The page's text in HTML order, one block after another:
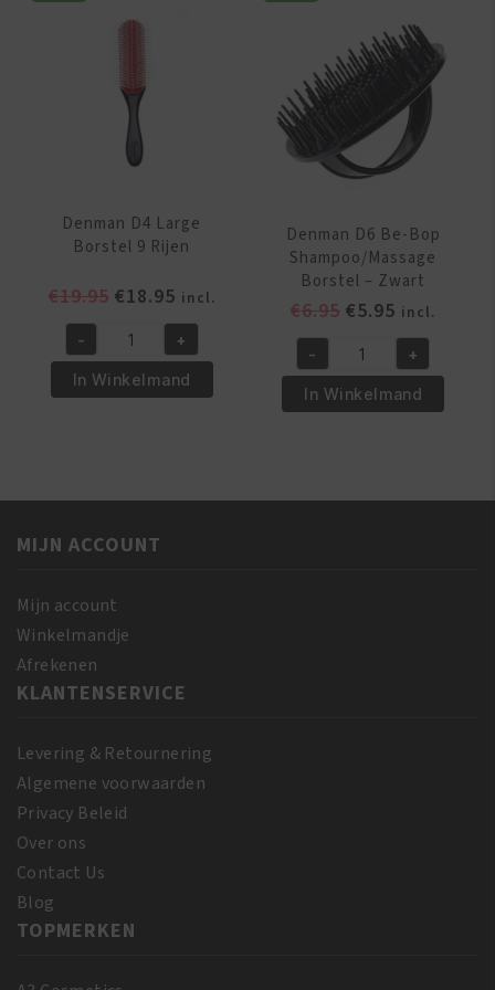
Denman D4 Large
Borstel 9 Rijen
€19.95 Oorspronkelijke
was:
€19.95.
€18.95Huidige
prijs
is:
€18.95.
incl.
Denman
D4
Large
- +
In Winkelmand
Denman D6 Be-Bop
Shampoo/Massage
Borstel – Zwart
€6.95
was:
€6.95.
€5.95 Huidige
prijs
is:
€5.95.
incl.
Denman
D6
Be-
Borstel
- +
In Winkelmand
MIJN ACCOUNT
Mijn account
Winkelmandje
Afrekenen
KLANTENSERVICE
Levering & Retournering
Algemene voorwaarden
Privacy Beleid
Over ons
Contact Us
Blog
TOPMERKEN